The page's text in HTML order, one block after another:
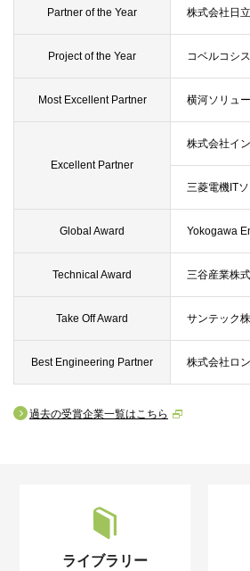
Partner of the Year 株式会社日
Project of the Year コベルコシ
Most Excellent Partner 横河ソリュ
Excellent Partner
株式会社イ
三菱電機IT
Global Award Yokogawa
Technical Award 三谷産業株
Take Off Award サンテック
Best Engineering Partner 株式会社ロ
過去の受賞企業一覧はこちら
ライブラリー